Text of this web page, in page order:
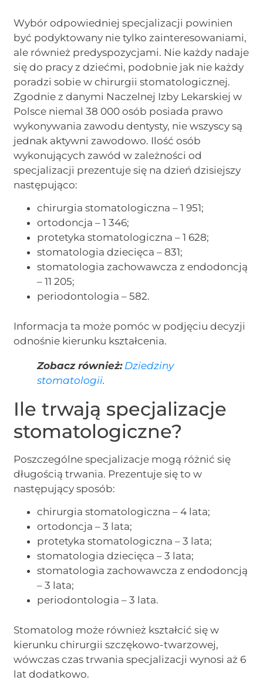
Wybór odpowiedniej specjalizacji powinien
być podyktowany nie tylko zainteresowaniami,
ale również predyspozycjami. Nie każdy nadaje
się do pracy z dziećmi, podobnie jak nie każdy
poradzi sobie w chirurgii stomatologicznej.
Zgodnie z danymi Naczelnej Izby Lekarskiej w
Polsce niemal 38 000 osób posiada prawo
wykonywania zawodu dentysty, nie wszyscy są
jednak aktywni zawodowo. Ilość osób
wykonujących zawód w zależności od
specjalizacji prezentuje się na dzień dzisiejszy
następująco:
chirurgia stomatologiczna – 1 951;
ortodoncja – 1 346;
protetyka stomatologiczna – 1 628;
stomatologia dziecięca – 831;
stomatologia zachowawcza z endodoncją
– 11 205;
periodontologia – 582.
Informacja ta może pomóc w podjęciu decyzji
odnośnie kierunku kształcenia.
Zobacz również: Dziedziny
stomatologii.
Ile trwają specjalizacje
stomatologiczne?
Poszczególne specjalizacje mogą różnić się
długością trwania. Prezentuje się to w
następujący sposób:
chirurgia stomatologiczna – 4 lata;
ortodoncja – 3 lata;
protetyka stomatologiczna – 3 lata;
stomatologia dziecięca – 3 lata;
stomatologia zachowawcza z endodoncją
– 3 lata;
periodontologia – 3 lata.
Stomatolog może również kształcić się w
kierunku chirurgii szczękowo-twarzowej,
wówczas czas trwania specjalizacji wynosi aż 6
lat dodatkowo.